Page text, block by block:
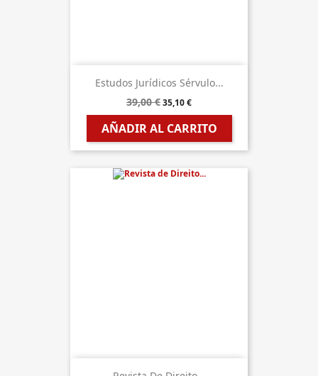
Estudos Jurídicos Sérvulo...
39,00 €35,10 €
AÑADIR AL CARRITO